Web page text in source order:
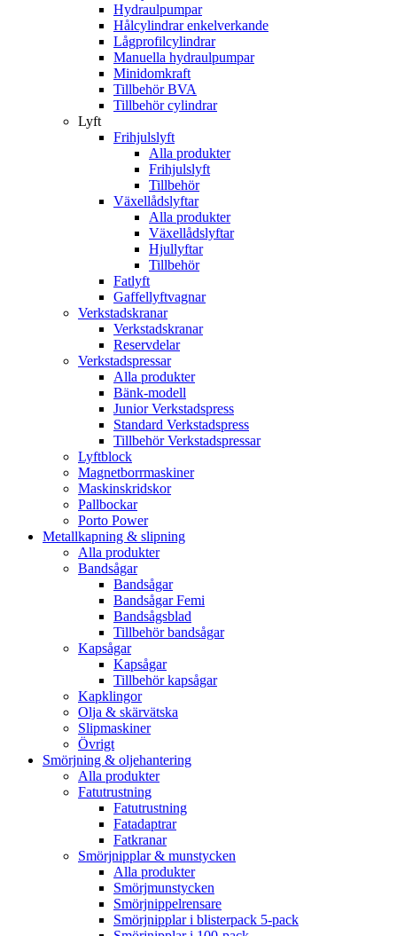
Hydraulpumpar
Hålcylindrar enkelverkande
Lågprofilcylindrar
Manuella hydraulpumpar
Minidomkraft
Tillbehör BVA
Tillbehör cylindrar
Lyft
Frihjulslyft
Alla produkter
Frihjulslyft
Tillbehör
Växellådslyftar
Alla produkter
Växellådslyftar
Hjullyftar
Tillbehör
Fatlyft
Gaffellyftvagnar
Verkstadskranar
Verkstadskranar
Reservdelar
Verkstadspressar
Alla produkter
Bänk-modell
Junior Verkstadspress
Standard Verkstadspress
Tillbehör Verkstadspressar
Lyftblock
Magnetborrmaskiner
Maskinskridskor
Pallbockar
Porto Power
Metallkapning & slipning
Alla produkter
Bandsågar
Bandsågar
Bandsågar Femi
Bandsågsblad
Tillbehör bandsågar
Kapsågar
Kapsågar
Tillbehör kapsågar
Kapklingor
Olja & skärvätska
Slipmaskiner
Övrigt
Smörjning & oljehantering
Alla produkter
Fatutrustning
Fatutrustning
Fatadaptrar
Fatkranar
Smörjnipplar & munstycken
Alla produkter
Smörjmunstycken
Smörjnippelrensare
Smörjnipplar i blisterpack 5-pack